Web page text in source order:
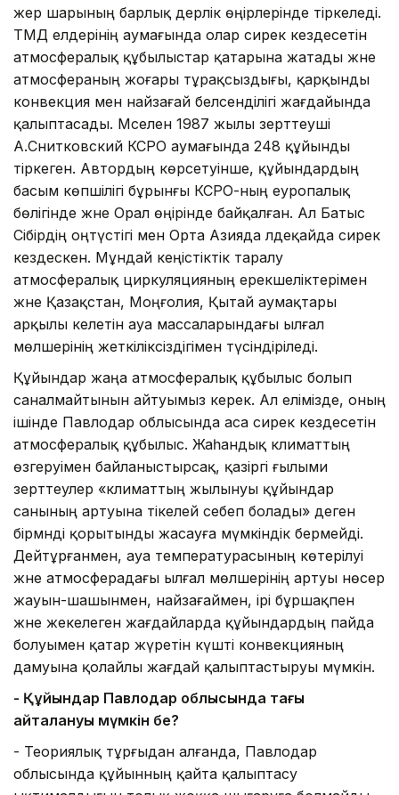
жер шарының барлық дерлік өңірлерінде тіркеледі.
ТМД елдерінің аумағында олар сирек кездесетін
атмосфералық құбылыстар қатарына жатады және
атмосфераның жоғары тұрақсыздығы, қарқынды
конвекция мен найзағай белсенділігі жағдайында
қалыптасады. Мәселен 1987 жылы зерттеуші
А.Снитковский КСРО аумағында 248 құйынды
тіркеген. Автордың көрсетуінше, құйындардың
басым көпшілігі бұрынғы КСРО-ның еуропалық
бөлігінде және Орал өңірінде байқалған. Ал Батыс
Сібірдің оңтүстігі мен Орта Азияда әлдеқайда сирек
кездескен. Мұндай кеңістіктік таралу
атмосфералық циркуляцияның ерекшеліктерімен
және Қазақстан, Моңғолия, Қытай аумақтары
арқылы келетін ауа массаларындағы ылғал
мөлшерінің жеткіліксіздігімен түсіндіріледі.
Құйындар жаңа атмосфералық құбылыс болып
саналмайтынын айтуымыз керек. Ал елімізде, оның
ішінде Павлодар облысында аса сирек кездесетін
атмосфералық құбылыс. Жаһандық климаттың
өзгеруімен байланыстырсақ, қазіргі ғылыми
зерттеулер «климаттың жылынуы құйындар
санының артуына тікелей себеп болады» деген
бірмәнді қорытынды жасауға мүмкіндік бермейді.
Дейтұрғанмен, ауа температурасының көтерілуі
және атмосферадағы ылғал мөлшерінің артуы нөсер
жауын-шашынмен, найзағаймен, ірі бұршақпен
және жекелеген жағдайларда құйындардың пайда
болуымен қатар жүретін күшті конвекцияның
дамуына қолайлы жағдай қалыптастыруы мүмкін.
- Құйындар Павлодар облысында тағы
қайталануы мүмкін бе?
- Теориялық тұрғыдан алғанда, Павлодар
облысында құйынның қайта қалыптасу